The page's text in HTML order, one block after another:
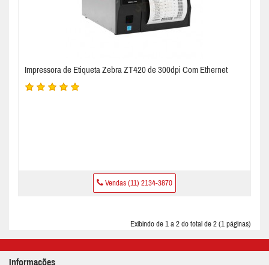
Impressora de Etiqueta Zebra ZT420 de 300dpi Com Ethernet
Vendas (11) 2134-3870
Exibindo de 1 a 2 do total de 2 (1 páginas)
Informações